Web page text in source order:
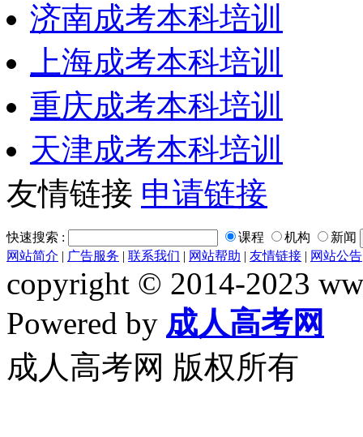
济南成考本科培训
上海成考本科培训
重庆成考本科培训
天津成考本科培训
友情链接 申请链接
快速搜索 : 课程 机构
新闻
网站简介 | 广告服务 | 联系我们 | 网站帮助 | 友情链接 | 网站公告
copyright © 2014-2023
Powered by 成人高考网
成人高考网 版权所有